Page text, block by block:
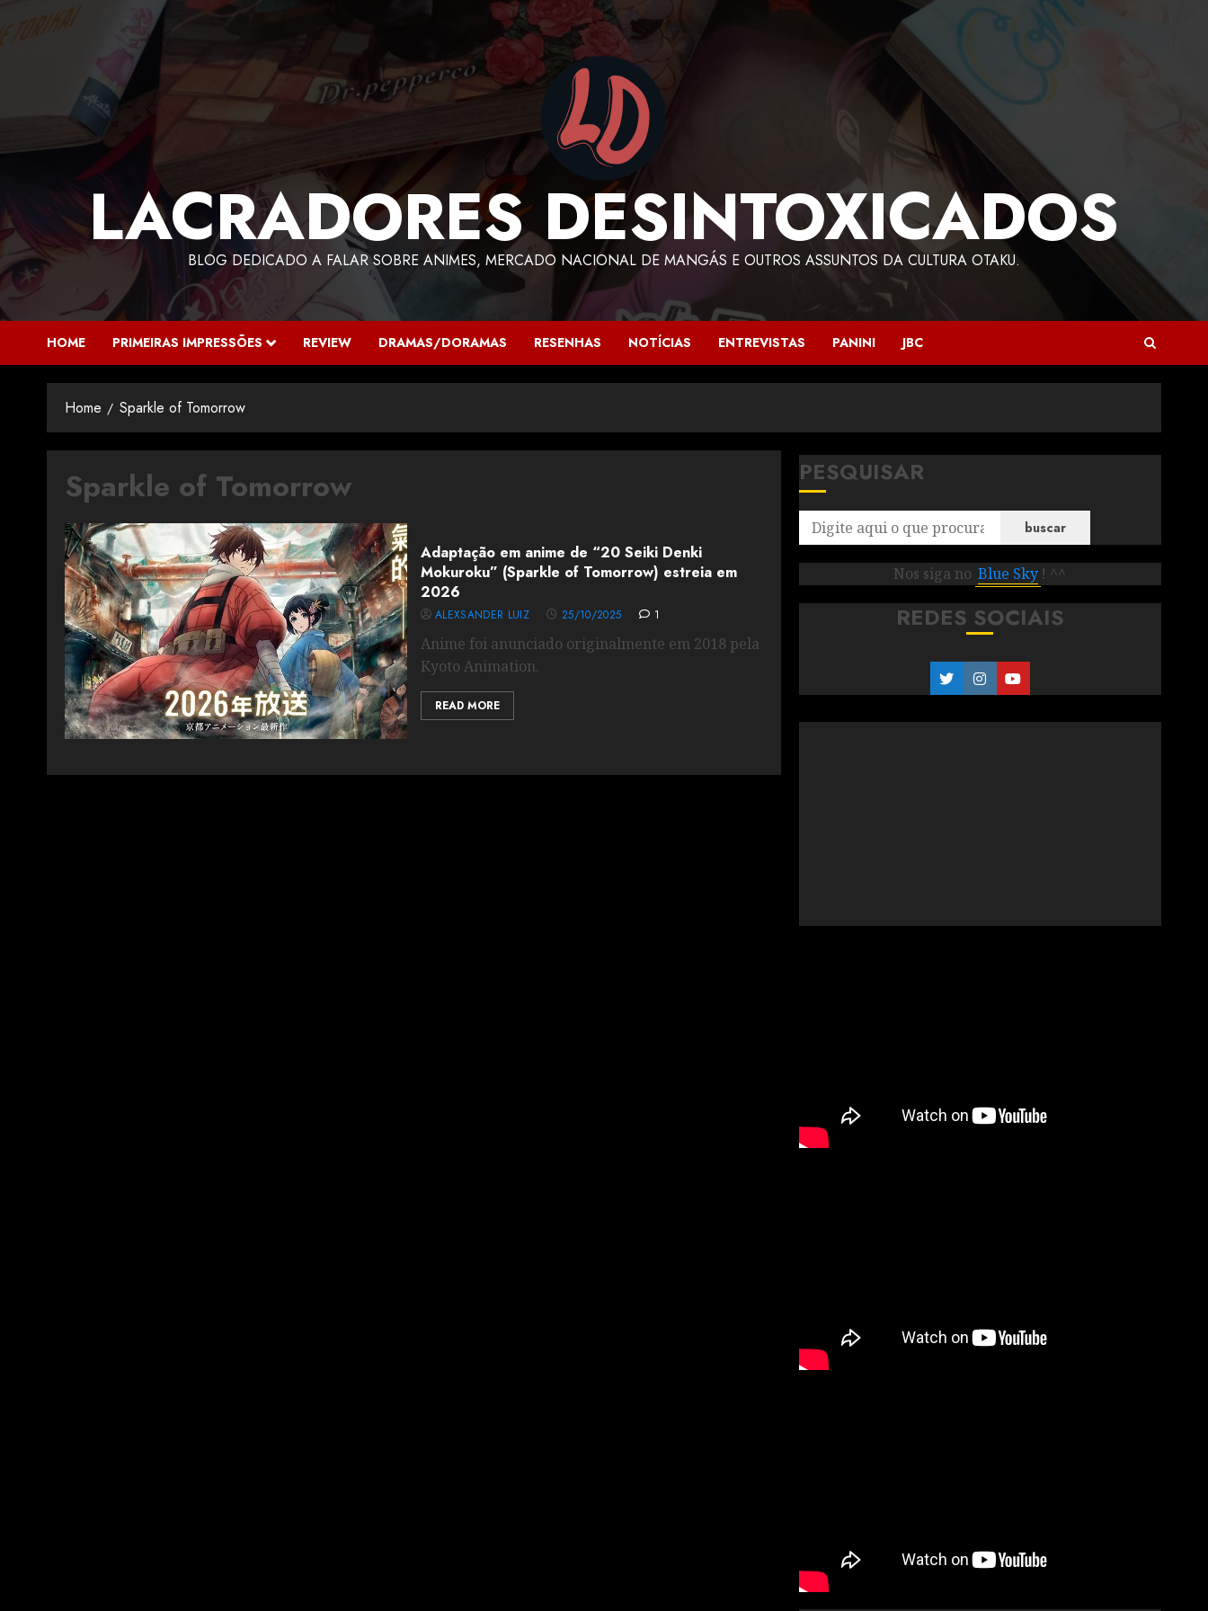
LACRADORES DESINTOXICADOS
BLOG DEDICADO A FALAR SOBRE ANIMES, MERCADO NACIONAL DE MANGÁS E OUTROS ASSUNTOS DA CULTURA OTAKU.
HOME PRIMEIRAS IMPRESSÕES REVIEW DRAMAS/DORAMAS RESENHAS NOTÍCIAS ENTREVISTAS PANINI JBC
Home Sparkle of Tomorrow
Sparkle of Tomorrow
Adaptação em anime de “20 Seiki Denki
Mokuroku” (Sparkle of Tomorrow) estreia em
2026
ALEXSANDER LUIZ 25/10/2025 1
Anime foi anunciado originalmente em 2018 pela
Kyoto Animation.
READ MORE
PESQUISAR
buscar
Nos siga no Blue Sky ! ^^
REDES SOCIAIS